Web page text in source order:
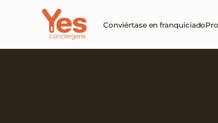
Conviértase en franquiciado